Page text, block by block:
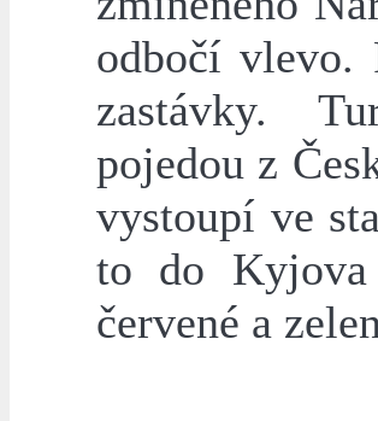
odbočí vlevo.
zastávky.
pojedou z
vystoupí ve
to do
červené a